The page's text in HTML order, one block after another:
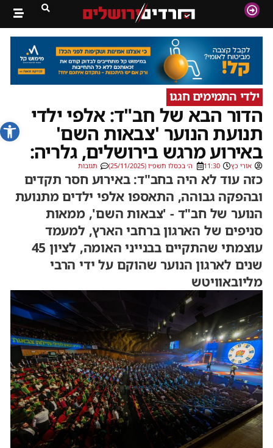
פתח
ילדי התמימים חגגו
הדור הבא של חב"ד: אלפי ילדי
תנועת הנוער 'צבאות השם'
באירוע מרגש בירושלים, גלריה:
אורי כץ 11:30 ה׳ בכסלו תשפ״ו (25/11/2025) תגובות
כזה עוד לא היה בחב"ד: באירוע חסר תקדים
ובהפקה גבוהה, התאספו אלפי ילדים מתנועת
הנוער של חב"ד - 'צבאות השם', ממאות
סניפים של הארגון ברחבי הארץ, למעמד
עוצמתי שהתקיים בבנייני האומה, לציון 45
שנים לארגון הנוער שהוקם על ידי הרבי
מליובאוויטש